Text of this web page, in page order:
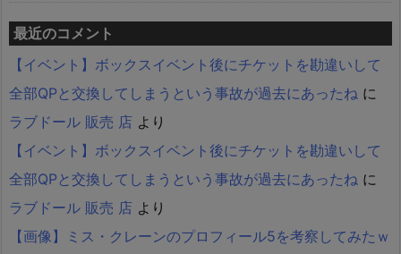
最近のコメント
【イベント】ボックスイベント後にチケットを勘違いして
全部QPと交換してしまうという事故が過去にあったね に
ラブドール 販売 店 より
【イベント】ボックスイベント後にチケットを勘違いして
全部QPと交換してしまうという事故が過去にあったね に
ラブドール 販売 店 より
【画像】ミス・クレーンのプロフィール5を考察してみたｗ